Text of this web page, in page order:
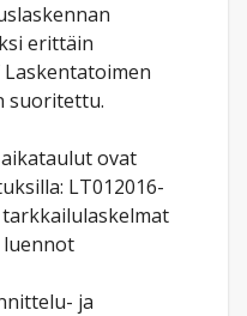
erittäin
Laskentatoimen
suoritettu.
ovat
LT012016-
luennot
ja